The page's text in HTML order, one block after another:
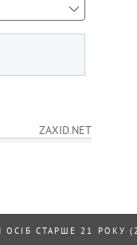
ZAXID.NET
ОСІБ СТАРШЕ 21 РОКУ